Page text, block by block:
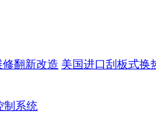
修翻新改造 美国进口刮板式换
制系统